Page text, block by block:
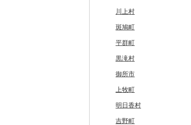
厚真町
奥尻町
網走市
浦河町
広尾町
中札内村
滝川市
比布町
中泊町
外ヶ浜町
つがる市
弘前市
鰺ヶ沢町
むつ市
田舎館村
青森県（県庁）
西和賀町
北上市
平泉町
洋野町
大船渡市
山田町
大槌町
蔵王町
女川町
気仙沼市
美里町
松島町
大和町
大郷町
南三陸町
八峰町
鹿角市
大仙市
八郎潟町
山辺町
戸沢村
舟形町
最上町
真室川町
寒河江市
西川町
高畠町
磐梯町
三春町
本宮市
柳津町
鮫川村
福島市
新地町
葛尾村
常陸大宮市
笠間市
行方市
結城市
城里町
水戸市
鉾田市
桜川市
益子町
芳賀町
野木町
前橋市
藤岡市
邑楽町
板倉町
嬬恋村
草津町
高崎市
群馬県（県庁）
幸手市
日高市
蓮田市
川越市
宮代町
吉見町
東松山市
入間市
いすみ市
東庄町
館山市
大網白里市
一宮町
佐倉市
木更津市
茂原市
北区
多摩市
稲城市
世田谷区
日の出町
板橋区
渋谷区
千代田区
綾瀬市
横須賀市
三浦市
大磯町
箱根町
横浜市
茅ヶ崎市
川崎市
柏崎市
村上市
妙高市
聖籠町
刈羽村
湯沢町
新潟市
身延町
早川町
南部町
昭和町
甲府市
甲州市
丹波山村
伊那市
立科町
東御市
中野市
豊丘村
売木村
小諸市
木曽町
中津川市
高山市
郡上市
白川村
御嵩町
海津市
関ケ原町
七宗町
袋井市
熱海市
掛川市
伊豆の国市
小山町
森町
川根本町
富士市
愛知県（県庁）
蒲郡市
東郷町
犬山市
弥富市
東海市
新城市
春日井市
津市
名張市
東員町
玉城町
精華町
南山城村
京都市
舞鶴市
和束町
八幡市
京田辺市
向日市
富田林市
松原市
柏原市
羽曳野市
大阪府（府庁）
吹田市
河南町
和泉市
稲美町
養父市
南あわじ市
洲本市
猪名川町
尼崎市
加西市
宝塚市
川上村
斑鳩町
平群町
黒滝村
御所市
上牧町
明日香村
吉野町